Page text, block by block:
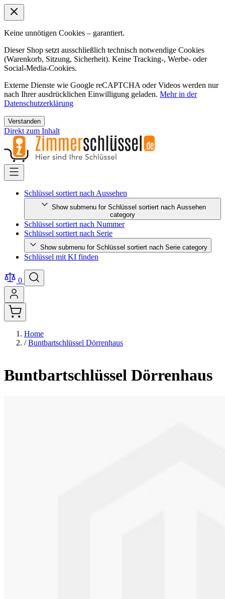
Keine unnötigen Cookies – garantiert.
Dieser Shop setzt ausschließlich technisch notwendige Cookies
(Warenkorb, Sitzung, Sicherheit). Keine Tracking-, Werbe- oder
Social-Media-Cookies.
Externe Dienste wie Google reCAPTCHA oder Videos werden nur
nach Ihrer ausdrücklichen Einwilligung geladen. Mehr in der
Datenschutzerklärung
Verstanden
Direkt zum Inhalt
Schlüssel sortiert nach Aussehen
Show submenu for Schlüssel sortiert nach Aussehen
category
Schlüssel sortiert nach Nummer
Schlüssel sortiert nach Serie
Show submenu for Schlüssel sortiert nach Serie category
Schlüssel mit KI finden
0
Home
/ Buntbartschlüssel Dörrenhaus
Buntbartschlüssel Dörrenhaus